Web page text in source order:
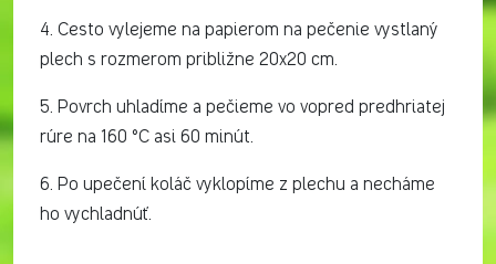
4. Cesto vylejeme na papierom na pečenie vystlaný
plech s rozmerom približne 20x20 cm.
5. Povrch uhladíme a pečieme vo vopred predhriatej
rúre na 160 °C asi 60 minút.
6. Po upečení koláč vyklopíme z plechu a necháme
ho vychladnúť.